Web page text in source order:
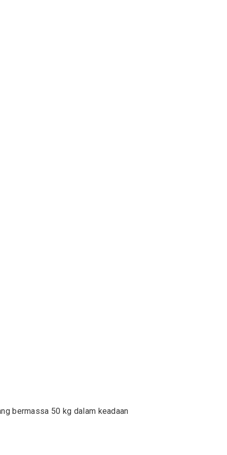
bermassa 50 kg dalam keadaan